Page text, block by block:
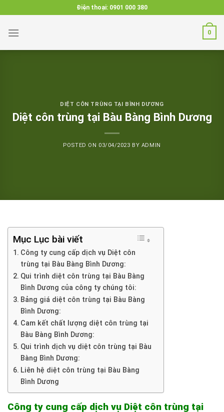
to
content
Điện thoại: 0901 000 380
0
DIỆT CÔN TRÙNG TẠI BÌNH DƯƠNG
Diệt côn trùng tại Bàu Bàng Bình Dương
POSTED ON 03/04/2023 BY ADMIN
Mục Lục bài viết
Công ty cung cấp dịch vụ Diệt côn
trùng tại Bàu Bàng Bình Dương:
Qui trình diệt côn trùng tại Bàu Bàng
Bình Dương của công ty chúng tôi:
Bảng giá diệt côn trùng tại Bàu Bàng
Bình Dương:
Cam kết chất lượng diệt côn trùng tại
Bàu Bàng Bình Dương:
Qui trình dịch vụ diệt côn trùng tại Bàu
Bàng Bình Dương:
Liên hệ diệt côn trùng tại Bàu Bàng
Bình Dương
Công ty cung cấp dịch vụ Diệt côn trùng tại